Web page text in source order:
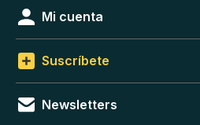
Mi cuenta
Suscríbete
Newsletters